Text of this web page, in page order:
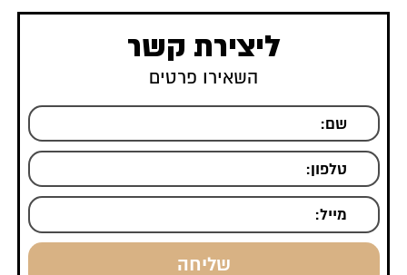
ליצירת קשר
השאירו פרטים